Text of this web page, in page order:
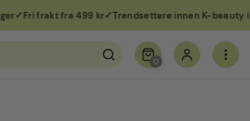
Fri frakt fra 499 kr Trendsettere innen K-beauty i
0